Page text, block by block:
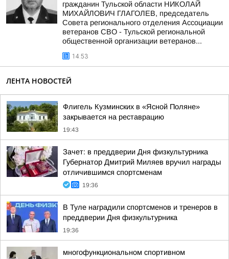
гражданин Тульской области НИКОЛАЙ
МИХАЙЛОВИЧ ГЛАГОЛЕВ, председатель
Совета регионального отделения Ассоциации
ветеранов СВО - Тульской региональной
общественной организации ветеранов...
14:53
ЛЕНТА НОВОСТЕЙ
Флигель Кузминских в «Ясной Поляне»
закрывается на реставрацию
19:43
Зачет: в преддверии Дня физкультурника
Губернатор Дмитрий Миляев вручил награды
отличившимся спортсменам
19:36
В Туле наградили спортсменов и тренеров в
преддверии Дня физкультурника
19:36
многофункциональном спортивном